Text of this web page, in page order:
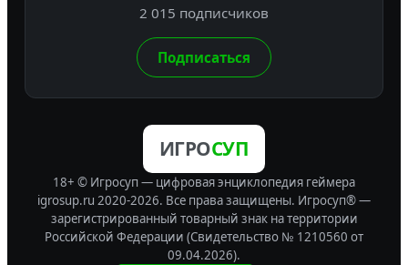
2 015 подписчиков
Подписаться
ИГРОСУП
18+ © Игросуп — цифровая энциклопедия геймера
igrosup.ru 2020-2026. Все права защищены. Игросуп® —
зарегистрированный товарный знак на территории
Российской Федерации (Свидетельство № 1210560 от
09.04.2026).